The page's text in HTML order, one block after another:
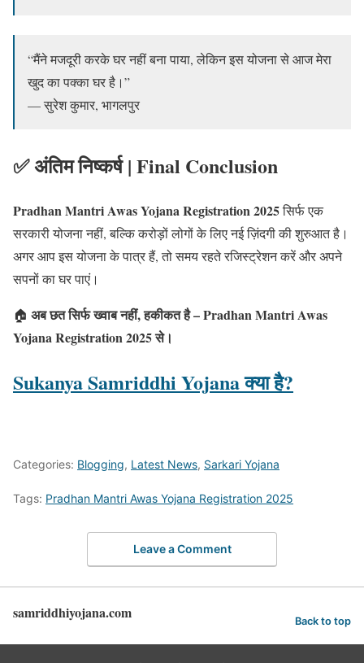
“मैंने मजदूरी करके घर नहीं बना पाया, लेकिन इस योजना से आज मेरा
खुद का पक्का घर है।”
— सुरेश कुमार, भागलपुर
✅ अंतिम निष्कर्ष | Final Conclusion
Pradhan Mantri Awas Yojana Registration 2025सिर्फ एक
सरकारी योजना नहीं, बल्कि करोड़ों लोगों के लिए नई ज़िंदगी की शुरुआत है।
अगर आप इस योजना के पात्र हैं, तो समय रहते रजिस्ट्रेशन करें और अपने
सपनों का घर पाएं।
🏠 अब छत सिर्फ ख्वाब नहीं, हकीकत है – Pradhan Mantri Awas
Yojana Registration 2025 से।
Sukanya Samriddhi Yojana क्या है?
Categories: Blogging, Latest News, Sarkari Yojana
Tags: Pradhan Mantri Awas Yojana Registration 2025
Leave a Comment
samriddhiyojana.com Back to top